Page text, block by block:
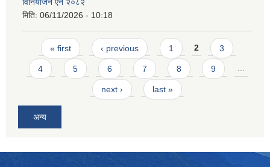
मिति: 06/11/2026 - 10:18
Pages
« first ‹ previous 1 2 3
4 5 6 7 8 9 …
next › last »
अन्य